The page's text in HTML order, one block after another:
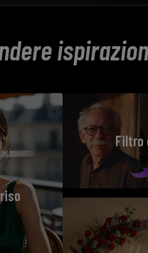
Filtro